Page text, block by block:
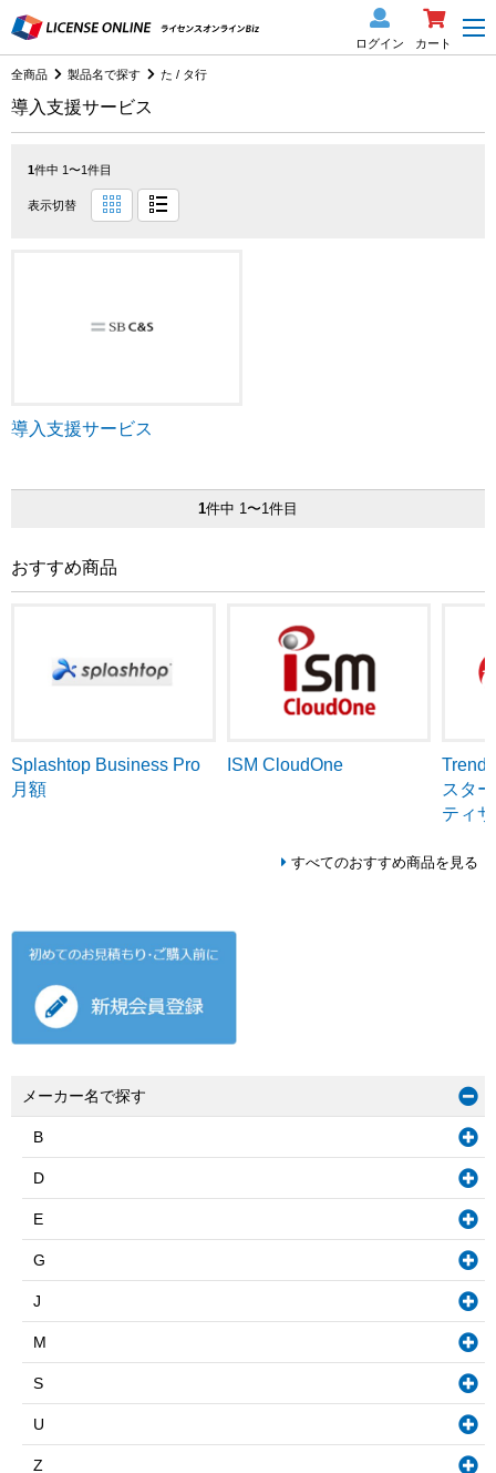
ログイン カート
全商品 製品名で探す た / タ行
導入支援サービス
1件中 1〜1件目
表示切替
導入支援サービス
1件中 1〜1件目
おすすめ商品
Splashtop Business Pro
月額
ISM CloudOne
Trend
スタ
ティ
すべてのおすすめ商品を見る
メーカー名で探す
B
D
E
G
J
M
S
U
Z